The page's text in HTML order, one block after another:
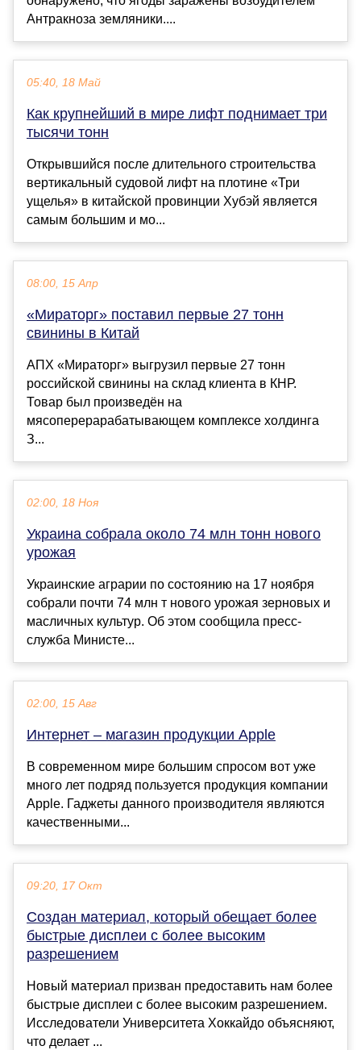
Антракноза земляники....
05:40, 18 Май
Как крупнейший в мире лифт поднимает три
тысячи тонн
Открывшийся после длительного строительства
вертикальный судовой лифт на плотине «Три
ущелья» в китайской провинции Хубэй является
самым большим и мо...
08:00, 15 Апр
«Мираторг» поставил первые 27 тонн
свинины в Китай
АПХ «Мираторг» выгрузил первые 27 тонн
российской свинины на склад клиента в КНР.
Товар был произведён на
мясоперерарабатывающем комплексе холдинга
З...
02:00, 18 Ноя
Украина собрала около 74 млн тонн нового
урожая
Украинские аграрии по состоянию на 17 ноября
собрали почти 74 млн т нового урожая зерновых и
масличных культур. Об этом сообщила пресс-
служба Министе...
02:00, 15 Авг
Интернет – магазин продукции Apple
В современном мире большим спросом вот уже
много лет подряд пользуется продукция компании
Apple. Гаджеты данного производителя являются
качественными...
09:20, 17 Окт
Создан материал, который обещает более
быстрые дисплеи с более высоким
разрешением
Новый материал призван предоставить нам более
быстрые дисплеи с более высоким разрешением.
Исследователи Университета Хоккайдо объясняют,
что делает ...